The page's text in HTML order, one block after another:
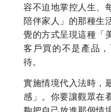
容不迫地掌控人生、
陪伴家人」的那種生
覺的方式呈現這種「
客戶買的不是產品
待。
實施情境代入法時，
感」。你要讓觀眾在